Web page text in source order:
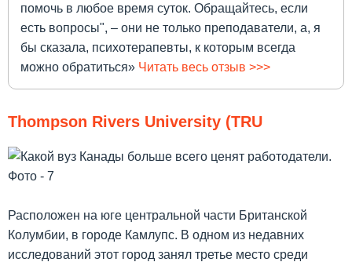
помочь в любое время суток. Обращайтесь, если
есть вопросы", – они не только преподаватели, а, я
бы сказала, психотерапевты, к которым всегда
можно обратиться» Читать весь отзыв >>>
Thompson Rivers University (TRU
Расположен на юге центральной части Британской
Колумбии, в городе Камлупс. В одном из недавних
исследований этот город занял третье место среди